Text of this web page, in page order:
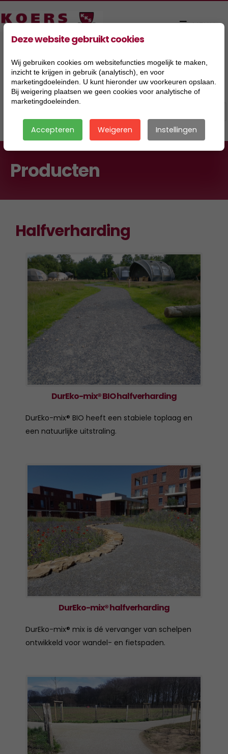
Producten
Halfverharding
DurEko-mix® BIO halfverharding
DurEko-mix® BIO heeft een stabiele toplaag en
een natuurlijke uitstraling.
DurEko-mix® halfverharding
DurEko-mix® mix is dé vervanger van schelpen
ontwikkeld voor wandel- en fietspaden.
Deze website gebruikt cookies
Wij gebruiken cookies om websitefuncties mogelijk te maken,
inzicht te krijgen in gebruik (analytisch), en voor
marketingdoeleinden. U kunt hieronder uw voorkeuren opslaan.
Bij weigering plaatsen we geen cookies voor analytische of
marketingdoeleinden.
Accepteren Weigeren Instellingen